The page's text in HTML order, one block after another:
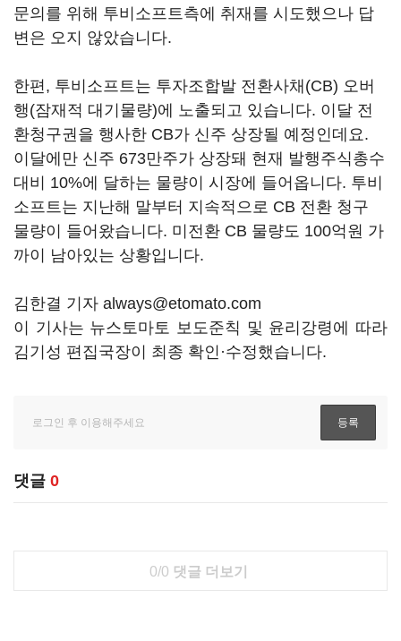
문의를 위해 투비소프트측에 취재를 시도했으나 답
변은 오지 않았습니다.
한편, 투비소프트는 투자조합발 전환사채(CB) 오버
행(잠재적 대기물량)에 노출되고 있습니다. 이달 전
환청구권을 행사한 CB가 신주 상장될 예정인데요.
이달에만 신주 673만주가 상장돼 현재 발행주식총수
대비 10%에 달하는 물량이 시장에 들어옵니다. 투비
소프트는 지난해 말부터 지속적으로 CB 전환 청구
물량이 들어왔습니다. 미전환 CB 물량도 100억원 가
까이 남아있는 상황입니다.
김한결 기자 always@etomato.com
이 기사는 뉴스토마토 보도준칙 및 윤리강령에 따라
김기성 편집국장이 최종 확인·수정했습니다.
댓글 0
0/0 댓글 더보기